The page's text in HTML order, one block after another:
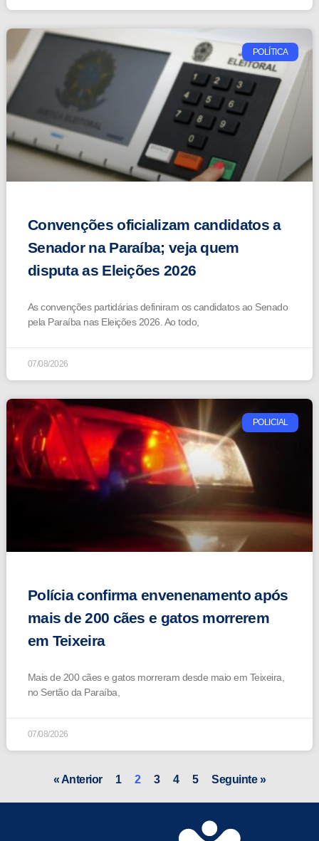
POLÍTICA
Convenções oficializam candidatos a
Senador na Paraíba; veja quem
disputa as Eleições 2026
As convenções partidárias definiram os candidatos ao Senado
pela Paraíba nas Eleições 2026. Ao todo,
07/08/2026
POLICIAL
Polícia confirma envenenamento após
mais de 200 cães e gatos morrerem
em Teixeira
Mais de 200 cães e gatos morreram desde maio em Teixeira,
no Sertão da Paraíba,
07/08/2026
« Anterior 1 2 3 4 5 Seguinte »